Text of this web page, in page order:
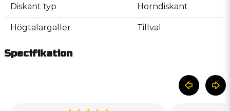
Diskant typ Horndiskant
Högtalargaller Tillval
Specifikation